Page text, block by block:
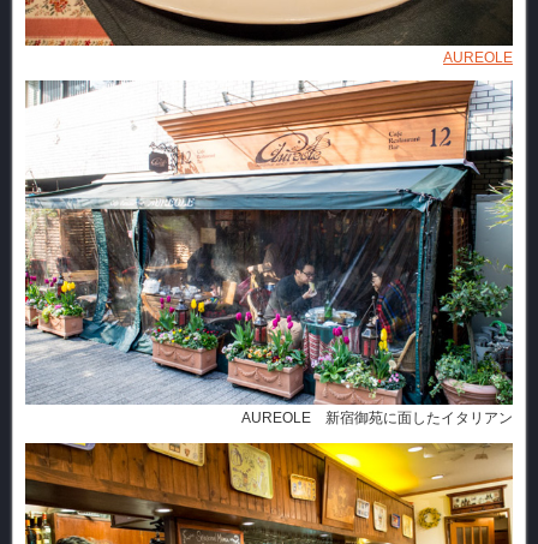
AUREOLE
AUREOLE 新宿御苑に面したイタリアン